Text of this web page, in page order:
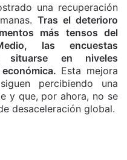
una recuperación
Tras el deterioro
más tensos del
las encuestas
situarse en niveles
Esta mejora
percibiendo una
y que, por ahora, no se
desaceleración global.